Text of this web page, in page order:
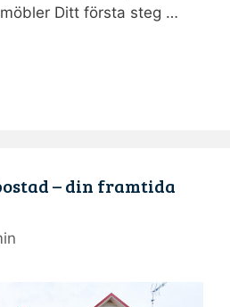
Ditt första steg …
– din framtida